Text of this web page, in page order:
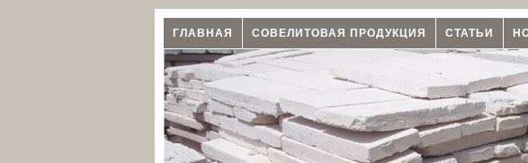
ГЛАВНАЯ СОВЕЛИТОВАЯ ПРОДУКЦИЯ СТАТЬИ